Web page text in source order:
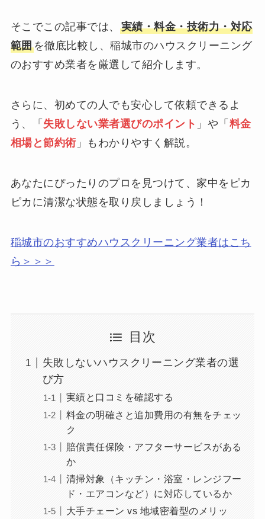
そこでこの記事では、 実績・料金・技術力・対応
範囲を徹底比較し、稲城市のハウスクリーニング
のおすすめ業者を厳選して紹介します。
さらに、初めての人でも安心して依頼できるよ
う、「 失敗しない業者選びのポイント 」や「 料金
相場と節約術 」もわかりやすく解説。
あなたにぴったりのプロを見つけて、家中をピカ
ピカに清潔な状態を取り戻しましょう！
稲城市のおすすめハウスクリーニング業者はこち
ら＞＞＞
目次
失敗しないハウスクリーニング業者の選
び方
実績と口コミを確認する
料金の明確さと追加費用の有無をチェッ
ク
賠償責任保険・アフターサービスがある
か
清掃対象（キッチン・浴室・レンジフー
ド・エアコンなど）に対応しているか
大手チェーン vs 地域密着型のメリッ